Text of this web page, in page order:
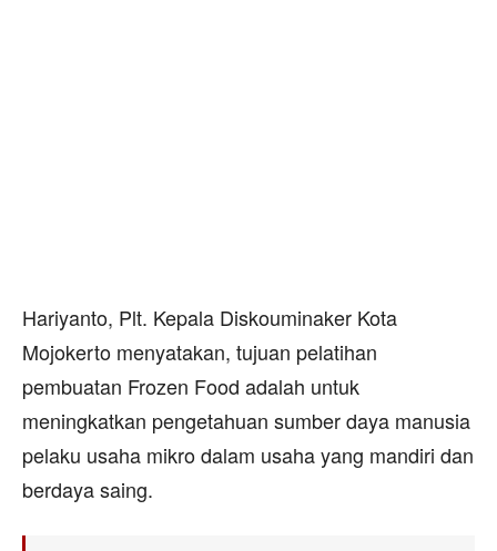
Hariyanto, Plt. Kepala Diskouminaker Kota
Mojokerto menyatakan, tujuan pelatihan
pembuatan Frozen Food adalah untuk
meningkatkan pengetahuan sumber daya manusia
pelaku usaha mikro dalam usaha yang mandiri dan
berdaya saing.